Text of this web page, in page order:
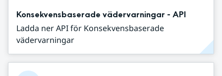
Konsekvensbaserade vädervarningar - API
Ladda ner API för Konsekvensbaserade
vädervarningar